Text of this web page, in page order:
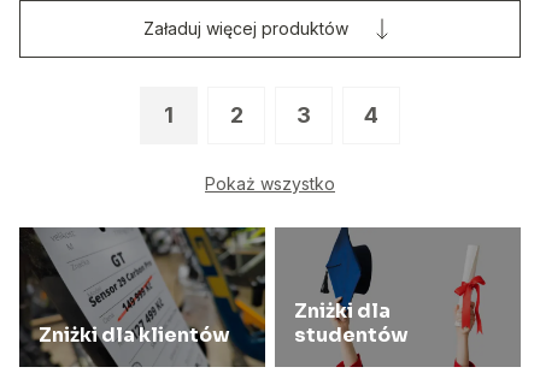
1 2 3 4
Pokaż wszystko
Załaduj więcej produktów
Zniżki dla klientów
Zniżki dla
studentów